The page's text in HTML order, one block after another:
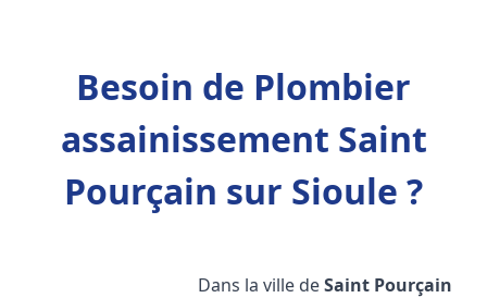
Besoin de Plombier
assainissement Saint
Pourçain sur Sioule ?
Dans la ville deSaint Pourçain